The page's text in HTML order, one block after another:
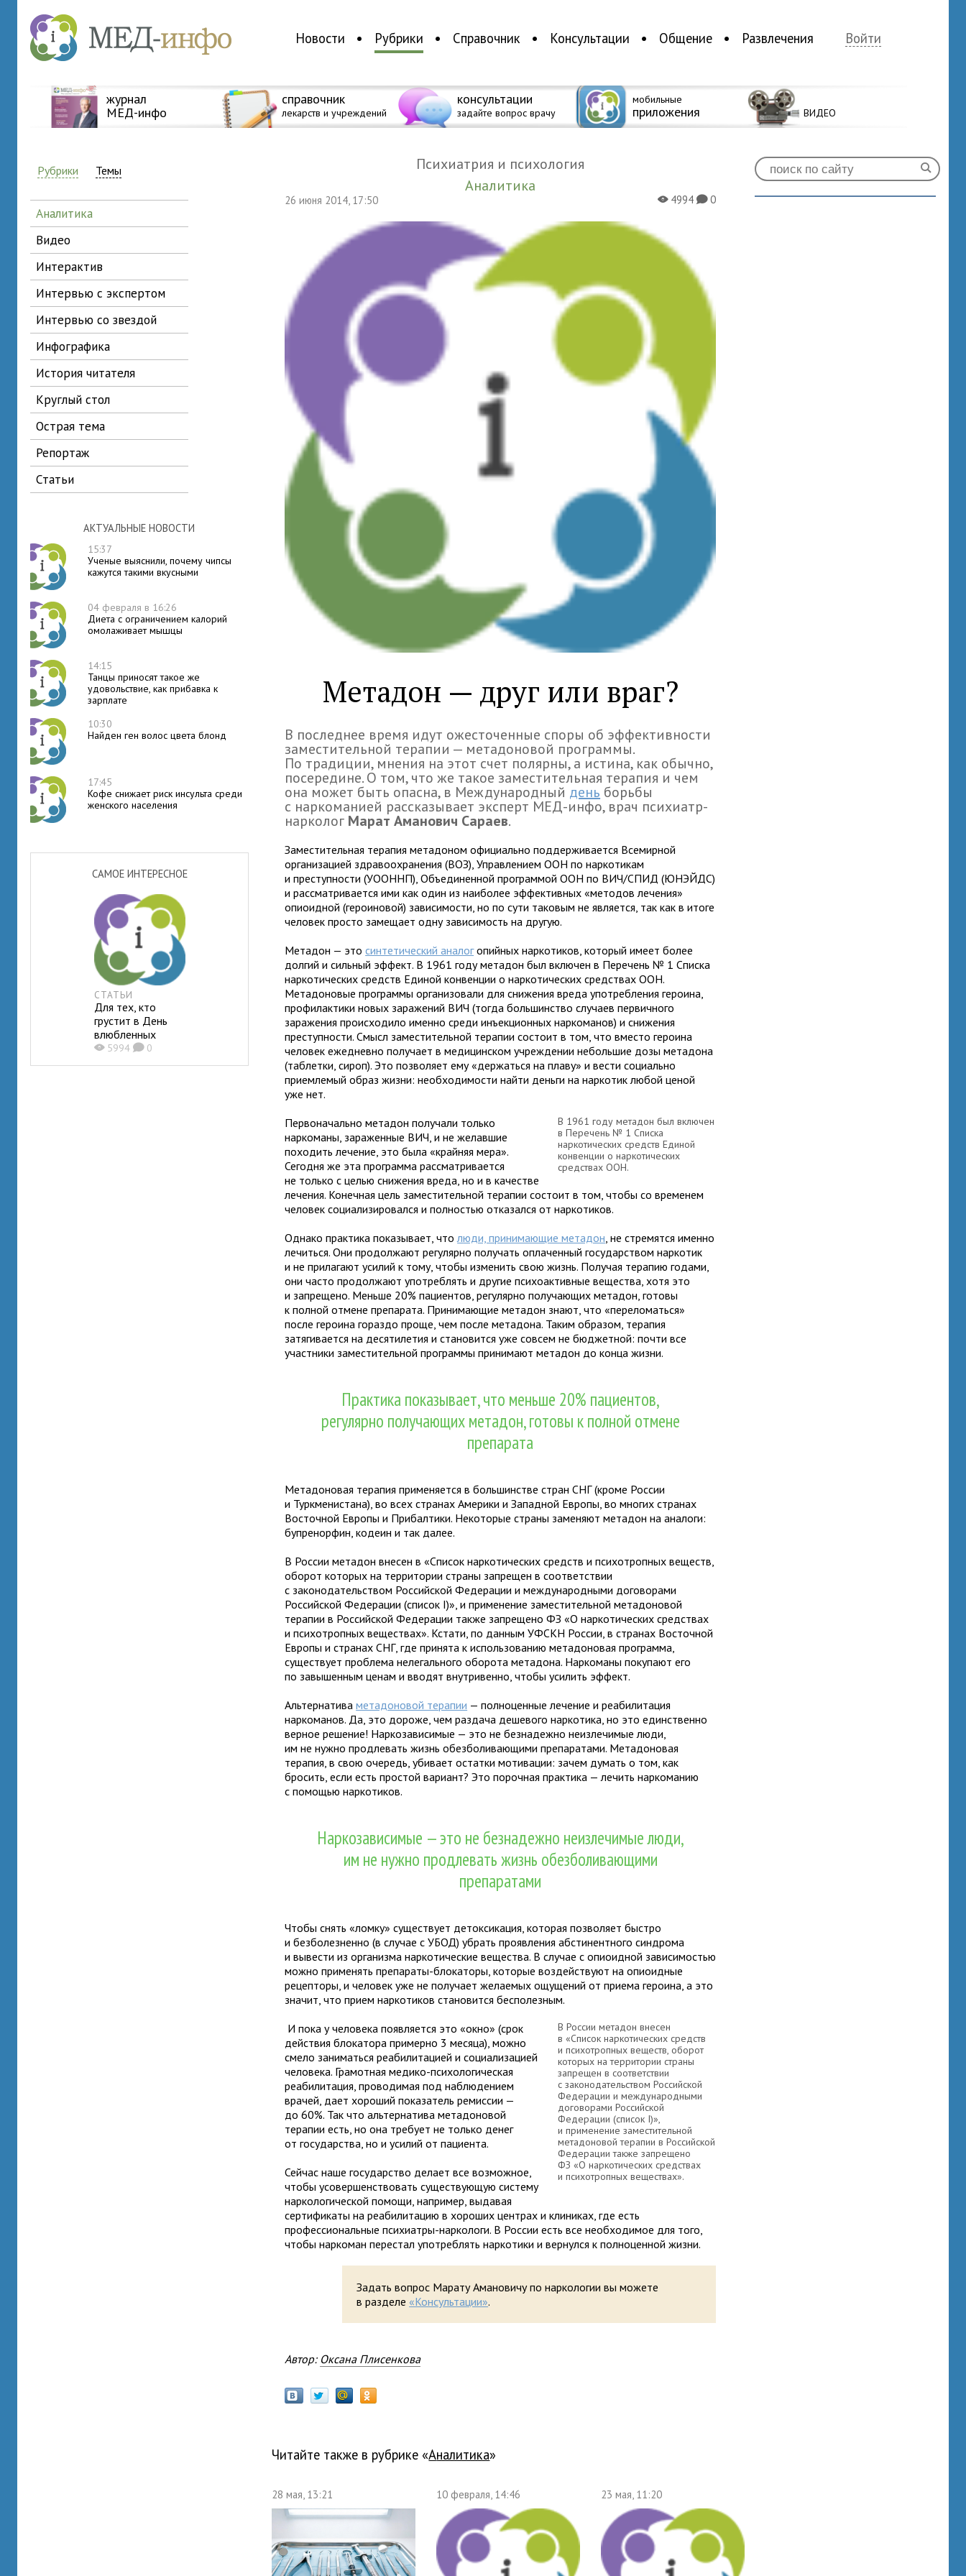
Новости Рубрики Справочник Консультации Общение Развлечения Войти
журнал
МЕД-инфо
справочник
лекарств и учреждений
консультации
задайте вопрос врачу
мобильные
приложения ВИДЕО
Рубрики Темы
аналитика
видео
интерактив
интервью с экспертом
интервью со звездой
инфографика
история читателя
круглый стол
острая тема
репортаж
статьи
АКТУАЛЬНЫЕ НОВОСТИ
15:37
Ученые выяснили, почему чипсы
кажутся такими вкусными
04 февраля в 16:26
Диета с ограничением калорий
омолаживает мышцы
14:15
Танцы приносят такое же
удовольствие, как прибавка к
зарплате
10:30
Найден ген волос цвета блонд
17:45
Кофе снижает риск инсульта среди
женского населения
САМОЕ ИНТЕРЕСНОЕ
СТАТЬИ
Для тех, кто
грустит в День
влюбленных
X5994 K0
Психиатрия и психология
Аналитика
26 июня 2014, 17:50 X4994K0
Метадон — друг или враг?
В последнее время идут ожесточенные споры об эффективности
заместительной терапии — метадоновой программы.
По традиции, мнения на этот счет полярны, а истина, как обычно,
посередине. О том, что же такое заместительная терапия и чем
она может быть опасна, в Международный день борьбы
с наркоманией рассказывает эксперт МЕД-инфо, врач психиатр-
нарколог Марат Аманович Сараев.
Заместительная терапия метадоном официально поддерживается Всемирной
организацией здравоохранения (ВОЗ), Управлением ООН по наркотикам
и преступности (УООННП), Объединенной программой ООН по ВИЧ/СПИД (ЮНЭЙДС)
и рассматривается ими как один из наиболее эффективных «методов лечения»
опиоидной (героиновой) зависимости, но по сути таковым не является, так как в итоге
человек просто замещает одну зависимость на другую.
Метадон — этосинтетический аналогопийных наркотиков, который имеет более
долгий и сильный эффект. В 1961 году метадон был включен в Перечень № 1 Списка
наркотических средств Единой конвенции о наркотических средствах ООН.
Метадоновые программы организовали для снижения вреда употребления героина,
профилактики новых заражений ВИЧ (тогда большинство случаев первичного
заражения происходило именно среди инъекционных наркоманов) и снижения
преступности. Смысл заместительной терапии состоит в том, что вместо героина
человек ежедневно получает в медицинском учреждении небольшие дозы метадона
(таблетки, сироп). Это позволяет ему «держаться на плаву» и вести социально
приемлемый образ жизни: необходимости найти деньги на наркотик любой ценой
уже нет.
В 1961 году метадон был включен
в Перечень № 1 Списка
наркотических средств Единой
конвенции о наркотических
средствах ООН.
Первоначально метадон получали только
наркоманы, зараженные ВИЧ, и не желавшие
походить лечение, это была «крайняя мера».
Сегодня же эта программа рассматривается
не только с целью снижения вреда, но и в качестве
лечения. Конечная цель заместительной терапии состоит в том, чтобы со временем
человек социализировался и полностью отказался от наркотиков.
Однако практика показывает, чтолюди, принимающие метадон, не стремятся именно
лечиться. Они продолжают регулярно получать оплаченный государством наркотик
и не прилагают усилий к тому, чтобы изменить свою жизнь. Получая терапию годами,
они часто продолжают употреблять и другие психоактивные вещества, хотя это
и запрещено. Меньше 20% пациентов, регулярно получающих метадон, готовы
к полной отмене препарата. Принимающие метадон знают, что «переломаться»
после героина гораздо проще, чем после метадона. Таким образом, терапия
затягивается на десятилетия и становится уже совсем не бюджетной: почти все
участники заместительной программы принимают метадон до конца жизни.
Практика показывает, что меньше 20% пациентов,
регулярно получающих метадон, готовы к полной отмене
препарата
Метадоновая терапия применяется в большинстве стран СНГ (кроме России
и Туркменистана), во всех странах Америки и Западной Европы, во многих странах
Восточной Европы и Прибалтики. Некоторые страны заменяют метадон на аналоги:
бупренорфин, кодеин и так далее.
В России метадон внесен в «Список наркотических средств и психотропных веществ,
оборот которых на территории страны запрещен в соответствии
с законодательством Российской Федерации и международными договорами
Российской Федерации (список I)», и применение заместительной метадоновой
терапии в Российской Федерации также запрещено ФЗ «О наркотических средствах
и психотропных веществах». Кстати, по данным УФСКН России, в странах Восточной
Европы и странах СНГ, где принята к использованию метадоновая программа,
существует проблема нелегального оборота метадона. Наркоманы покупают его
по завышенным ценам и вводят внутривенно, чтобы усилить эффект.
Альтернативаметадоновой терапии — полноценные лечение и реабилитация
наркоманов. Да, это дороже, чем раздача дешевого наркотика, но это единственно
верное решение! Наркозависимые — это не безнадежно неизлечимые люди,
им не нужно продлевать жизнь обезболивающими препаратами. Метадоновая
терапия, в свою очередь, убивает остатки мотивации: зачем думать о том, как
бросить, если есть простой вариант? Это порочная практика — лечить наркоманию
с помощью наркотиков.
Наркозависимые — это не безнадежно неизлечимые люди,
им не нужно продлевать жизнь обезболивающими
препаратами
Чтобы снять «ломку» существует детоксикация, которая позволяет быстро
и безболезненно (в случае с УБОД) убрать проявления абстинентного синдрома
и вывести из организма наркотические вещества. В случае с опиоидной зависимостью
можно применять препараты-блокаторы, которые воздействуют на опиоидные
рецепторы, и человек уже не получает желаемых ощущений от приема героина, а это
значит, что прием наркотиков становится бесполезным.
В России метадон внесен
в «Список наркотических средств
и психотропных веществ, оборот
которых на территории страны
запрещен в соответствии
с законодательством Российской
Федерации и международными
договорами Российской
Федерации (список I)»,
и применение заместительной
метадоновой терапии в Российской
Федерации также запрещено
ФЗ «О наркотических средствах
и психотропных веществах».
И пока у человека появляется это «окно» (срок
действия блокатора примерно 3 месяца), можно
смело заниматься реабилитацией и социализацией
человека. Грамотная медико-психологическая
реабилитация, проводимая под наблюдением
врачей, дает хороший показатель ремиссии —
до 60%. Так что альтернатива метадоновой
терапии есть, но она требует не только денег
от государства, но и усилий от пациента.
Сейчас наше государство делает все возможное,
чтобы усовершенствовать существующую систему
наркологической помощи, например, выдавая
сертификаты на реабилитацию в хороших центрах и клиниках, где есть
профессиональные психиатры-наркологи. В России есть все необходимое для того,
чтобы наркоман перестал употреблять наркотики и вернулся к полноценной жизни.
Задать вопрос Марату Амановичу по наркологии вы можете
в разделе «Консультации».
Автор: Оксана Плисенкова
Читайте также в рубрике « Аналитика»
28 мая, 13:21 10 февраля, 14:46 23 мая, 11:20